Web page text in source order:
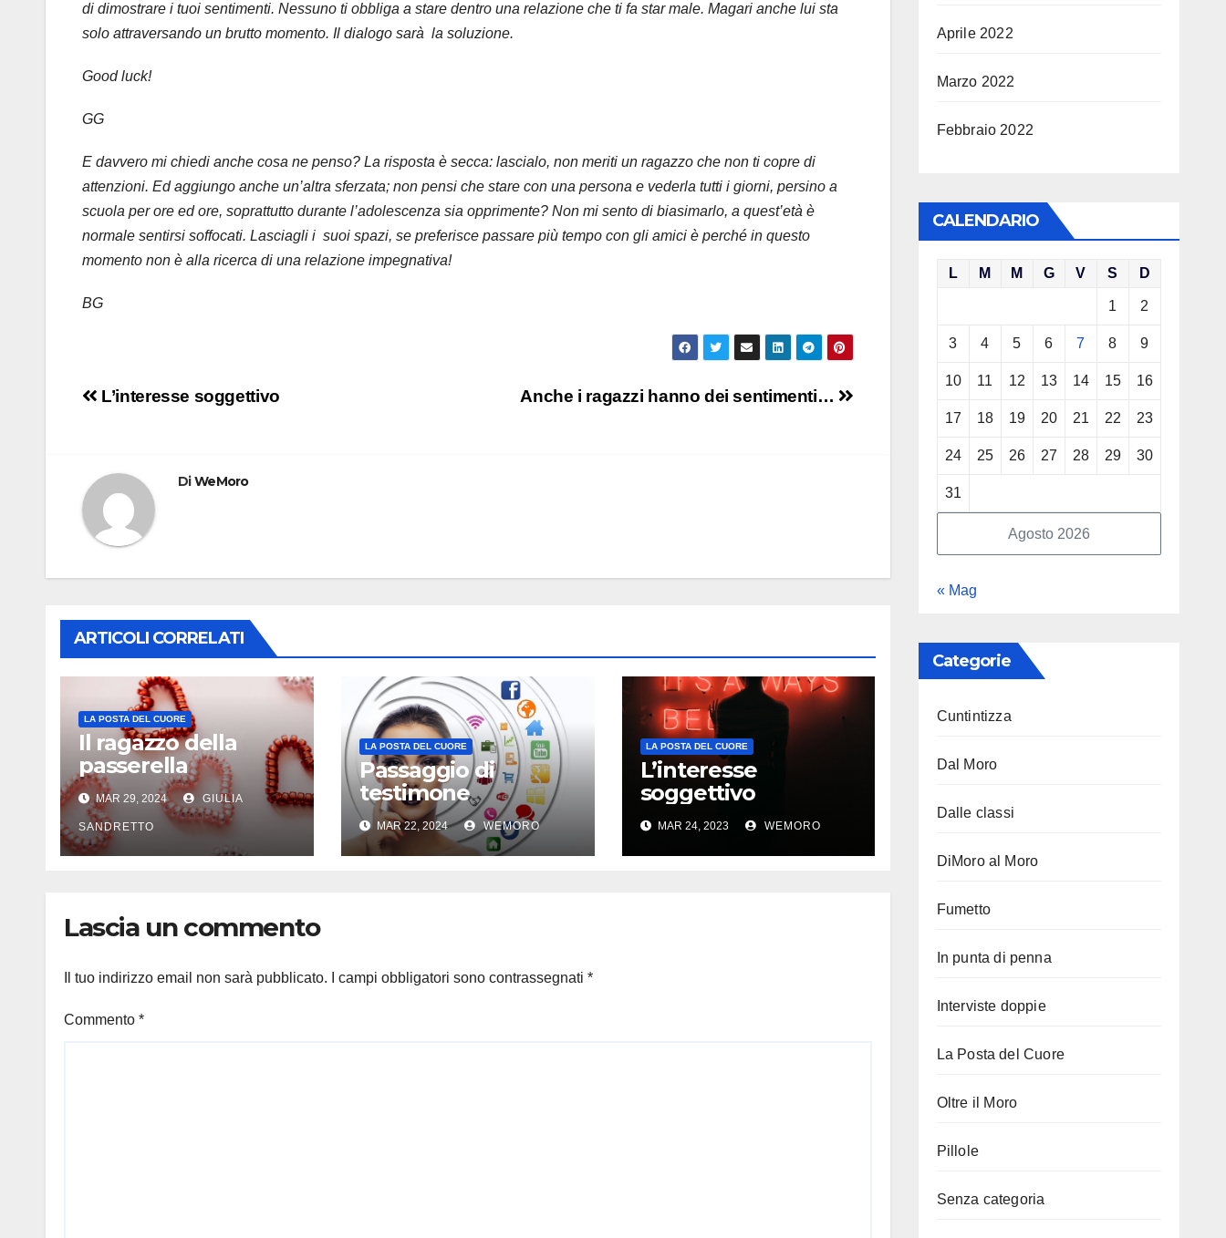
di dimostrare i tuoi sentimenti. Nessuno ti obbliga a stare dentro una relazione che ti fa star male. Magari anche lui sta
solo attraversando un brutto momento. Il dialogo sarà la soluzione.
Good luck!
GG
E davvero mi chiedi anche cosa ne penso? La risposta è secca: lascialo, non meriti un ragazzo che non ti copre di
attenzioni. Ed aggiungo anche un’altra sferzata; non pensi che stare con una persona e vederla tutti i giorni, persino a
scuola per ore ed ore, soprattutto durante l’adolescenza sia opprimente? Non mi sento di biasimarlo, a quest’età è
normale sentirsi soffocati. Lasciagli i suoi spazi, se preferisce passare più tempo con gli amici è perché in questo
momento non è alla ricerca di una relazione impegnativa!
BG
Navigazione
Anche i ragazzi hanno dei sentimenti…
L’interesse soggettivo
DiWeMoro
ARTICOLI CORRELATI
LA POSTA DEL CUORE
Il ragazzo della
passerella
MAR 29, 2024 GIULIA
SANDRETTO
LA POSTA DEL CUORE
Passaggio di
testimone
MAR 22, 2024 WEMORO
LA POSTA DEL CUORE
L’interesse
soggettivo
MAR 24, 2023 WEMORO
Lascia un commento
Il tuo indirizzo email non sarà pubblicato. I campi obbligatori sono contrassegnati *
Commento *
Aprile 2022
Marzo 2022
Febbraio 2022
CALENDARIO
Agosto 2026
L M M G V S D
1 2
3 4 5 6 7 8 9
10 11 12 13 14 15 16
17 18 19 20 21 22 23
24 25 26 27 28 29 30
31
« Mag
Categorie
Cuntintizza
Dal Moro
Dalle classi
DiMoro al Moro
Fumetto
In punta di penna
Interviste doppie
La Posta del Cuore
Oltre il Moro
Pillole
Senza categoria